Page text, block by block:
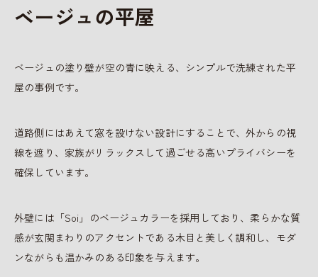
ベージュの平屋
ベージュの塗り壁が空の青に映える、シンプルで洗練された平
屋の事例です。
道路側にはあえて窓を設けない設計にすることで、外からの視
線を遮り、家族がリラックスして過ごせる高いプライバシーを
確保しています。
外壁には「Soi」のベージュカラーを採用しており、柔らかな質
感が玄関まわりのアクセントである木目と美しく調和し、モダ
ンながらも温かみのある印象を与えます。